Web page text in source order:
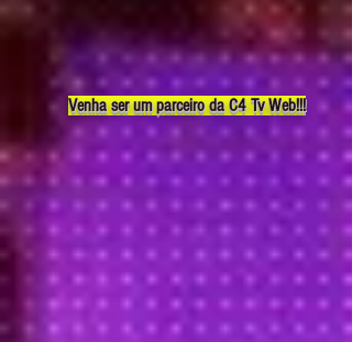
Venha ser um parceiro da C4 Tv Web!!!